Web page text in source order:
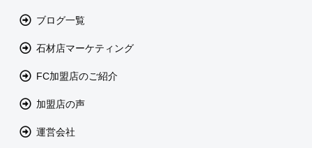
ブログ一覧
石材店マーケティング
FC加盟店のご紹介
加盟店の声
運営会社